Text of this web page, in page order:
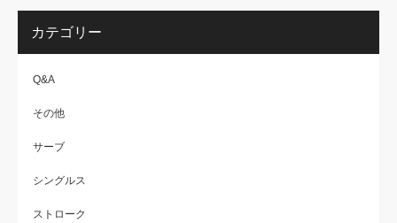
カテゴリー
Q&A
その他
サーブ
シングルス
ストローク